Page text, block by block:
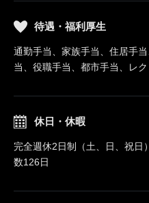
待遇・福利厚生
通勤手当、家族手当、住居手
当、役職手当、都市手当、レ
休日・休暇
完全週休2日制（土、日、祝日
数126日